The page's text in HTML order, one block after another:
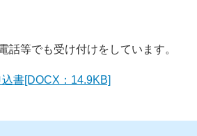
等でも受け付けをしています。
書[DOCX：14.9KB]